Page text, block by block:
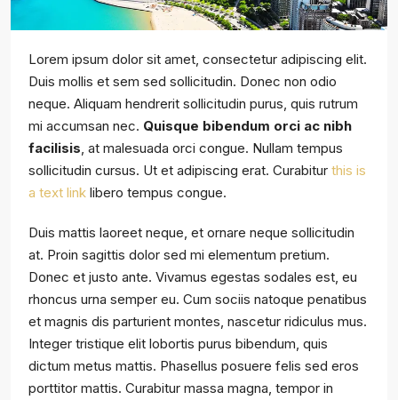
Lorem ipsum dolor sit amet, consectetur adipiscing elit.
Duis mollis et sem sed sollicitudin. Donec non odio
neque. Aliquam hendrerit sollicitudin purus, quis rutrum
mi accumsan nec. Quisque bibendum orci ac nibh
facilisis , at malesuada orci congue. Nullam tempus
sollicitudin cursus. Ut et adipiscing erat. Curabitur this is
a text link libero tempus congue.
Duis mattis laoreet neque, et ornare neque sollicitudin
at. Proin sagittis dolor sed mi elementum pretium.
Donec et justo ante. Vivamus egestas sodales est, eu
rhoncus urna semper eu. Cum sociis natoque penatibus
et magnis dis parturient montes, nascetur ridiculus mus.
Integer tristique elit lobortis purus bibendum, quis
dictum metus mattis. Phasellus posuere felis sed eros
porttitor mattis. Curabitur massa magna, tempor in